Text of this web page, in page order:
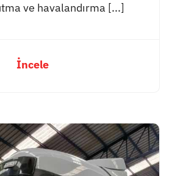
ve havalandırma [...]
İncele